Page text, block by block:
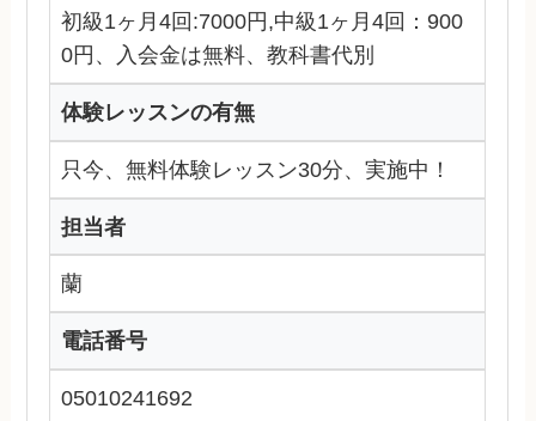
初級1ヶ月4回:7000円,中級1ヶ月4回：900
0円、入会金は無料、教科書代別
体験レッスンの有無
只今、無料体験レッスン30分、実施中！
担当者
蘭
電話番号
05010241692